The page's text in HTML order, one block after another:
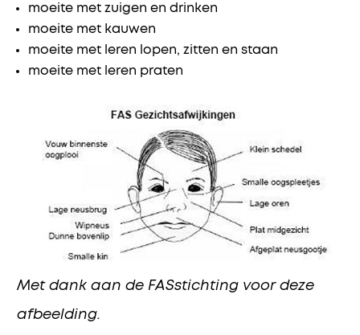
moeite met zuigen en drinken
moeite met kauwen
moeite met leren lopen, zitten en staan
moeite met leren praten
Met dank aan de FASstichting voor deze
afbeelding.